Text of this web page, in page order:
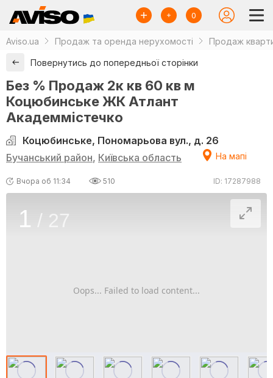
0
Aviso.ua Продаж та оренда нерухомості Продаж
Повернутись до попередньої сторінки
Без % Продаж 2к кв 60 кв м
Коцюбинське ЖК Атлант
Академмістечко
Коцюбинське, Пономарьова вул., д. 26
Бучанський район, Київська область На мапі
Вчора об 11:34 510 ID: 17287988
Oops... Failed to load content...
1 / 27